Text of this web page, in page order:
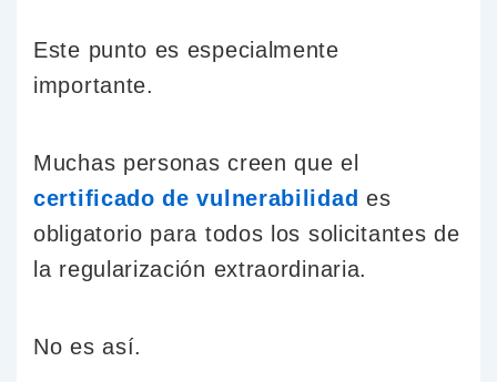
Este punto es especialmente
importante.
Muchas personas creen que el
certificado de vulnerabilidad es
obligatorio para todos los solicitantes de
la regularización extraordinaria.
No es así.